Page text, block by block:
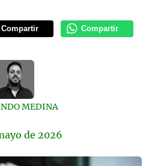
Compartir Compartir
MEDINA
de 2026